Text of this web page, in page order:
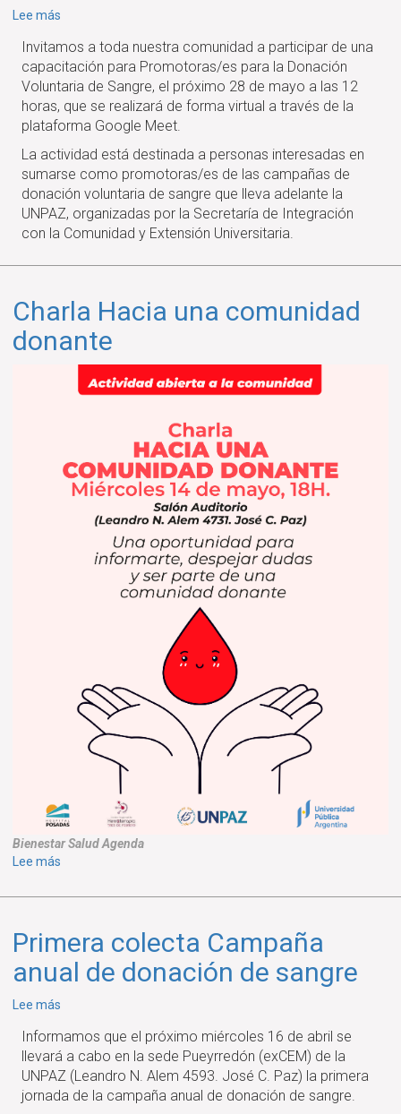
Salud
Mental
en
tiempos
de
y
demandas
de
felicidad"
Lee más
PARA
LA
DONACIÓN
VOLUNTARIA
DE
SANGRE
Invitamos a toda nuestra comunidad a participar de una
capacitación para Promotoras/es para la Donación
Voluntaria de Sangre, el próximo 28 de mayo a las 12
horas, que se realizará de forma virtual a través de la
plataforma Google Meet.
La actividad está destinada a personas interesadas en
sumarse como promotoras/es de las campañas de
donación voluntaria de sangre que lleva adelante la
UNPAZ, organizadas por la Secretaría de Integración
con la Comunidad y Extensión Universitaria.
Charla Hacia una comunidad
donante
BienestarSaludAgenda
Lee más
Hacia
comunidad
donante
Primera colecta Campaña
anual de donación de sangre
Lee más
colecta
Campaña
anual
de
Informamos que el próximo miércoles 16 de abril se
llevará a cabo en la sede Pueyrredón (exCEM) de la
UNPAZ (Leandro N. Alem 4593. José C. Paz) la primera
jornada de la campaña anual de donación de sangre.